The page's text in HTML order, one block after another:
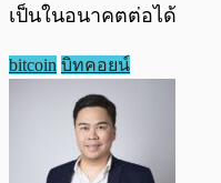
เป็นในอนาคตต่อได้
bitcoin บิทคอยน์